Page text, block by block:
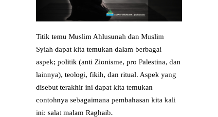
Titik temu Muslim Ahlusunah dan Muslim
Syiah dapat kita temukan dalam berbagai
aspek; politik (anti Zionisme, pro Palestina, dan
lainnya), teologi, fikih, dan ritual. Aspek yang
disebut terakhir ini dapat kita temukan
contohnya sebagaimana pembahasan kita kali
ini: salat malam Raghaib.